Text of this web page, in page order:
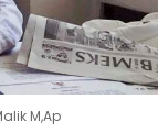
M,Ap